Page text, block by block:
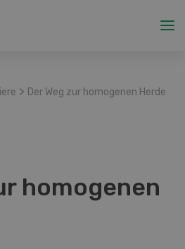
> Der Weg zur homogenen Herde
homogenen